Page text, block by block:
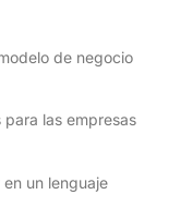
de negocio
las empresas
un lenguaje